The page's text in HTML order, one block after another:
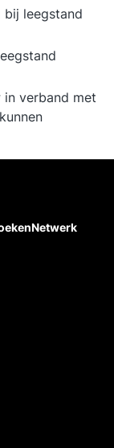
leegstand
verband met
Netwerk